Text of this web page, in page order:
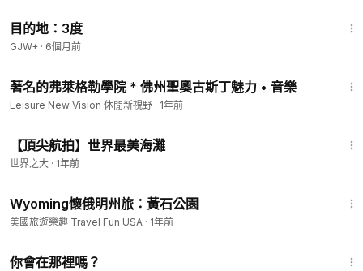
目的地：3度
GJW+ · 6個月前
著名的弗萊格勒學院 * 佛州聖奧古斯丁魅力 • 音樂
Leisure New Vision 休閒新視野 · 1年前
【頂尖航拍】世界最美海灘
世界之大 · 1年前
Wyoming懷俄明州旅：黃石公園
美國旅遊樂趣 Travel Fun USA · 1年前
你會在那裡嗎？